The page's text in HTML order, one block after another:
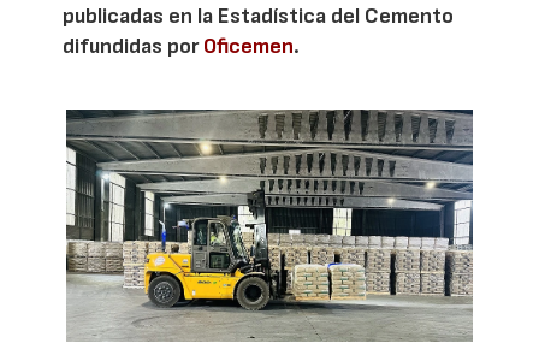
publicadas en la Estadística del Cemento
difundidas porOficemen.